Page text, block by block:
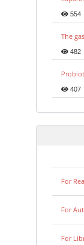
554
The
482
407
For
For
For